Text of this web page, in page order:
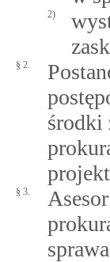
2)
§ 2.
środki
§ 3.